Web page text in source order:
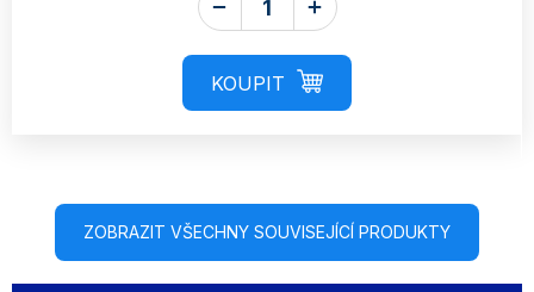
ZOBRAZIT VŠECHNY SOUVISEJÍCÍ PRODUKTY